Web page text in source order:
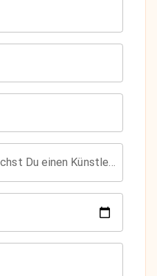
Für welchen Anlass suchst Du einen Künstler?